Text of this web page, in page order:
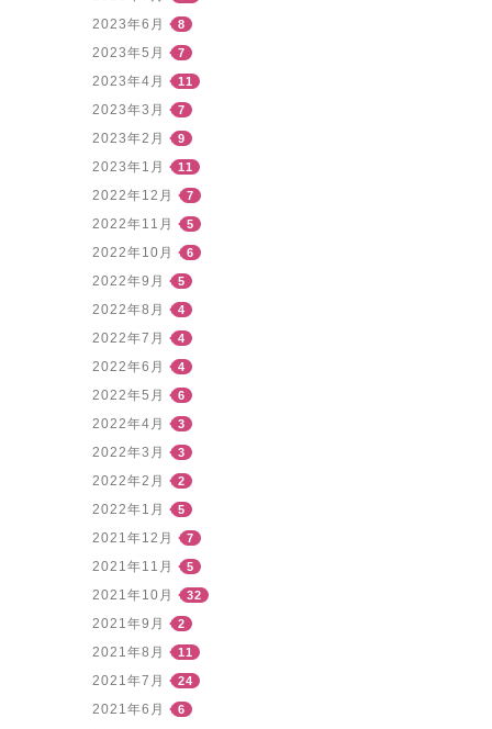
2023年6月 8
2023年5月 7
2023年4月 11
2023年3月 7
2023年2月 9
2023年1月 11
2022年12月 7
2022年11月 5
2022年10月 6
2022年9月 5
2022年8月 4
2022年7月 4
2022年6月 4
2022年5月 6
2022年4月 3
2022年3月 3
2022年2月 2
2022年1月 5
2021年12月 7
2021年11月 5
2021年10月 32
2021年9月 2
2021年8月 11
2021年7月 24
2021年6月 6